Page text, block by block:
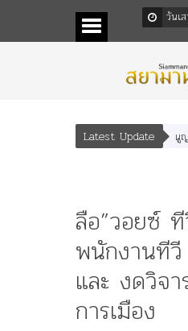
วันเ
Latest Update
” “อรุณเทพบุตร” และ “เทพีรัฐธรรมนูญ” เ
ลือ”วอยซ์
พนักงานที
และ งดวิจ
การเมือง